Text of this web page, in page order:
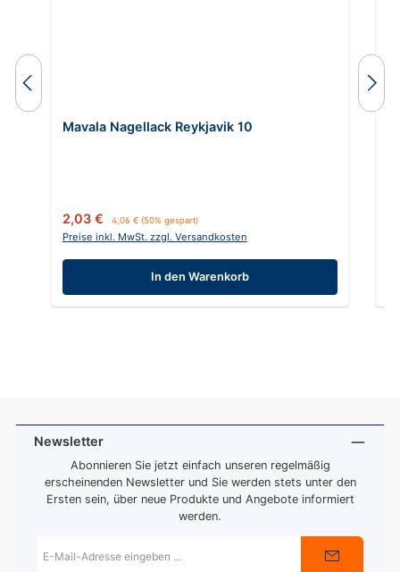
Mavala Nagellack Reykjavik 10
Verkaufspreis:
2,03 € Regulärer Preis:
4,06 € (50% gespart)
Preise inkl. MwSt. zzgl. Versandkosten
In den Warenkorb
Newsletter
Abonnieren Sie jetzt einfach unseren regelmäßig
erscheinenden Newsletter und Sie werden stets unter den
Ersten sein, über neue Produkte und Angebote informiert
werden.
Mail-